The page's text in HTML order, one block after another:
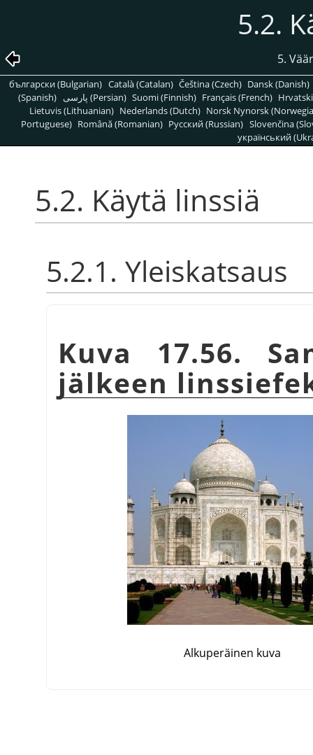
5.2.
5.
български (Bulgarian) Català (Catalan) Čeština (Czech) Dansk (Danish)
(Spanish)
پارسی (Persian) Suomi (Finnish) Français (French)
Lietuvis (Lithuanian) Nederlands (Dutch) Norsk Nynorsk
Portuguese) Română (Romanian) Pусский (Russian) Slovenčina
український
5.2. Käytä linssiä
5.2.1. Yleiskatsaus
Kuva 17.56.
jälkeen
Alkuperäinen kuva